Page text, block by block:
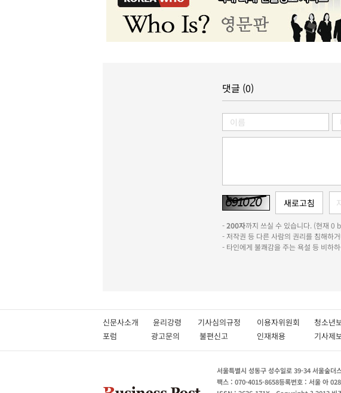
댓글 (0)
-200자까지 쓰실 수 있습니다. (현재
- 저작권 등 다른 사람의 권리를 침해하
- 타인에게 불쾌감을 주는 욕설 등 비하
신문사소개 윤리강령 기사심의규정 이용자위원회 청소
포럼
광고문의 불편신고 인재채용 기사
서울특별시 성동구 성수일로 39-34 서울숲더
팩스 : 070-4015-8658등록번호 : 서울 아